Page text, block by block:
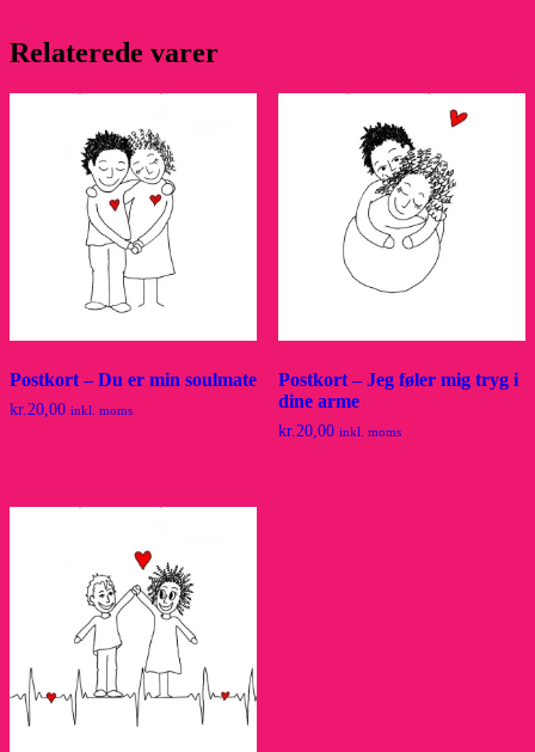
Relaterede varer
Postkort – Du er min soulmate
kr.20,00 inkl. moms
Postkort – Jeg føler mig tryg i
dine arme
kr.20,00 inkl. moms